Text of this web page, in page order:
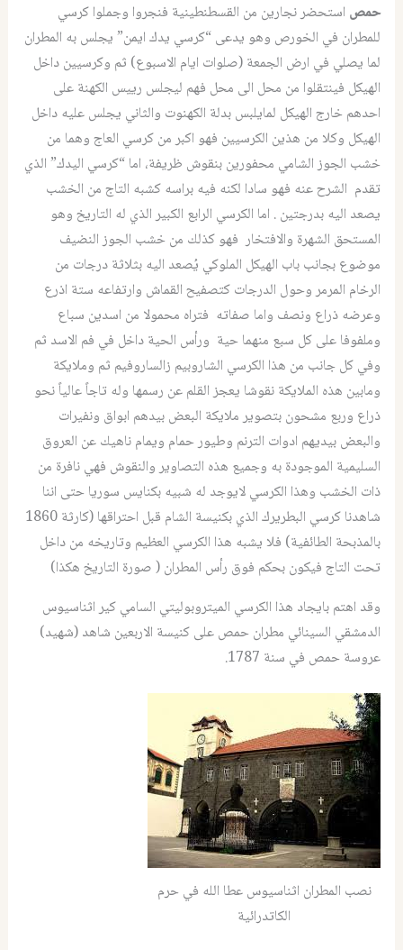
حمص استحضر نجارين من القسطنطينية فنجروا وجملوا كرسي
للمطران في الخورص وهو يدعى “كرسي يدك ايمن” يجلس به المطران
لما يصلي في ارض الجمعة (صلوات ايام الاسبوع) ثم وكرسيين داخل
الهيكل فينتقلوا من محل الى محل فهم ليجلس رييس الكهنة على
احدهم خارج الهيكل لمايلبس بدلة الكهنوت والثاني يجلس عليه داخل
الهيكل وكلا من هذين الكرسيين فهو اكبر من كرسي العاج وهما من
خشب الجوز الشامي محفورين بنقوش ظريفة، اما “كرسي اليدك” الذي
تقدم الشرح عنه فهو سادا لكنه فيه براسه كشبه التاج من الخشب
يصعد اليه بدرجتين . اما الكرسي الرابع الكبير الذي له التاريخ وهو
المستحق الشهرة والافتخار فهو كذلك من خشب الجوز النضيف
موضوع بجانب باب الهيكل الملوكي يُصعد اليه بثلاثة درجات من
الرخام المرمر وحول الدرجات كتصفيح القماش وارتفاعه ستة اذرع
وعرضه ذراع ونصف واما صفاته فتراه محمولا من اسدين سباع
وملفوفا على كل سبع منهما حية ورأس الحية داخل في فم الاسد ثم
وفي كل جانب من هذا الكرسي الشاروبيم زالساروفيم ثم وملايكة
ومابين هذه الملايكة نقوشا يعجز القلم عن رسمها وله تاجاً عالياً نحو
ذراع وربع مشحون بتصوير ملايكة البعض بيدهم ابواق ونفيرات
والبعض بيديهم ادوات الترنم وطيور حمام ويمام ناهيك عن العروق
السليمية الموجودة به وجميع هذه التصاوير والنقوش فهي نافرة من
ذات الخشب وهذا الكرسي لايوجد له شبيه بكنايس سوريا حتى اننا
شاهدنا كرسي البطريرك الذي بكنيسة الشام قبل احتراقها (كارثة 1860
بالمذبحة الطائفية) فلا يشبه هذا الكرسي العظيم وتاريخه من داخل
تحت التاج فيكون بحكم فوق رأس المطران ( صورة التاريخ هكذا)
وقد اهتم بايجاد هذا الكرسي الميتروبوليتي السامي كير اثناسيوس
الدمشقي السينائي مطران حمص على كنيسة الاربعين شاهد (شهيد)
عروسة حمص في سنة 1787.
نصب المطران اثناسيوس عطا الله في حرم
الكاتدرائية